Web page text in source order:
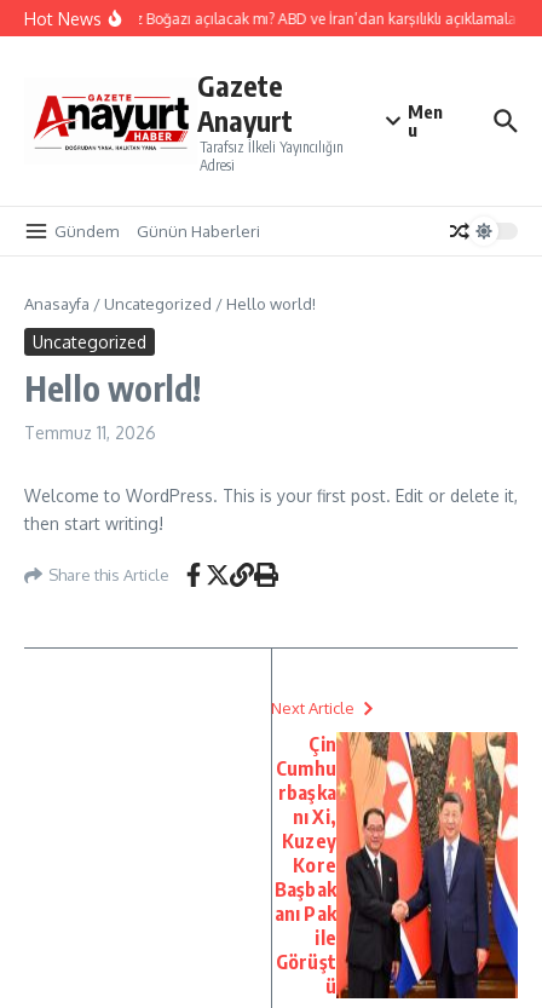
İçeriğe atla
Hot NewsHürmüz Boğazı açılacak mı? ABD ve İran’dan karşılıklı açıklamalar.
Gazete
Anayurt
Tarafsız İlkeli Yayıncılığın
Adresi
Men
u
Gündem Günün Haberleri
Anasayfa / Uncategorized / Hello world!
Uncategorized
Hello world!
Temmuz 11, 2026
Welcome to WordPress. This is your first post. Edit or delete it,
then start writing!
Share this Article
Next Article
Çin
Cumhu
rbaşka
nı Xi,
Kuzey
Kore
Başbak
anı Pak
ile
Görüşt
ü